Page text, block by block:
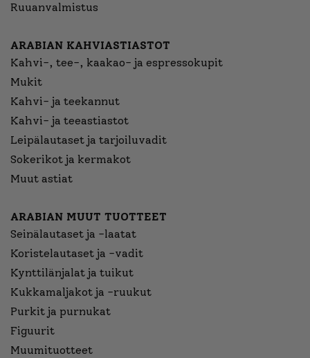
Ruuanvalmistus
ARABIAN KAHVIASTIASTOT
Kahvi-, tee-, kaakao- ja espressokupit
Mukit
Kahvi- ja teekannut
Kahvi- ja teeastiastot
Leipälautaset ja tarjoiluvadit
Sokerikot ja kermakot
Muut astiat
ARABIAN MUUT TUOTTEET
Seinälautaset ja -laatat
Koristelautaset ja -vadit
Kynttilänjalat ja tuikut
Kukkamaljakot ja -ruukut
Purkit ja purnukat
Figuurit
Muumituotteet